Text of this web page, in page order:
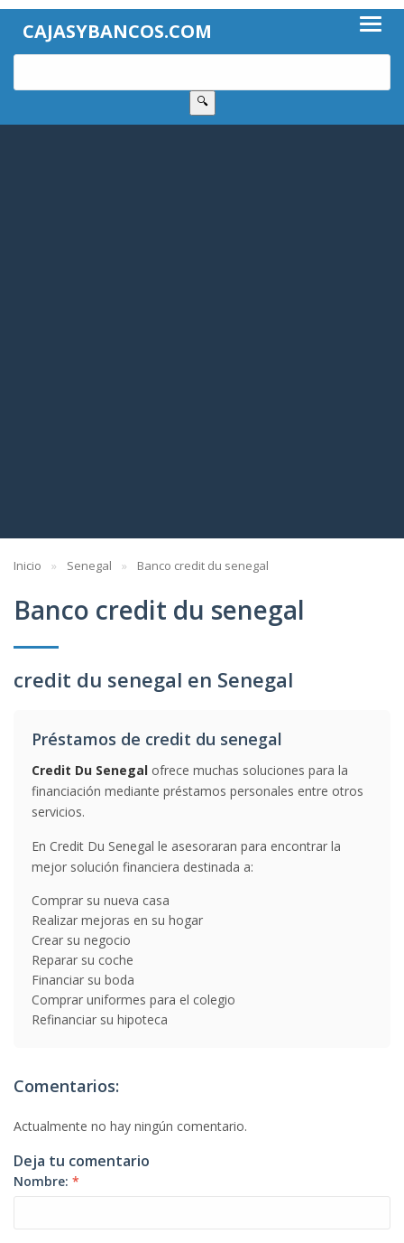
CAJASYBANCOS.COM
🔍
Inicio Senegal Banco credit du senegal
Banco credit du senegal
credit du senegal en Senegal
Préstamos de credit du senegal
Credit Du Senegal ofrece muchas soluciones para la
financiación mediante préstamos personales entre otros
servicios.
En Credit Du Senegal le asesoraran para encontrar la
mejor solución financiera destinada a:
Comprar su nueva casa
Realizar mejoras en su hogar
Crear su negocio
Reparar su coche
Financiar su boda
Comprar uniformes para el colegio
Refinanciar su hipoteca
Comentarios:
Actualmente no hay ningún comentario.
Deja tu comentario
Nombre: *